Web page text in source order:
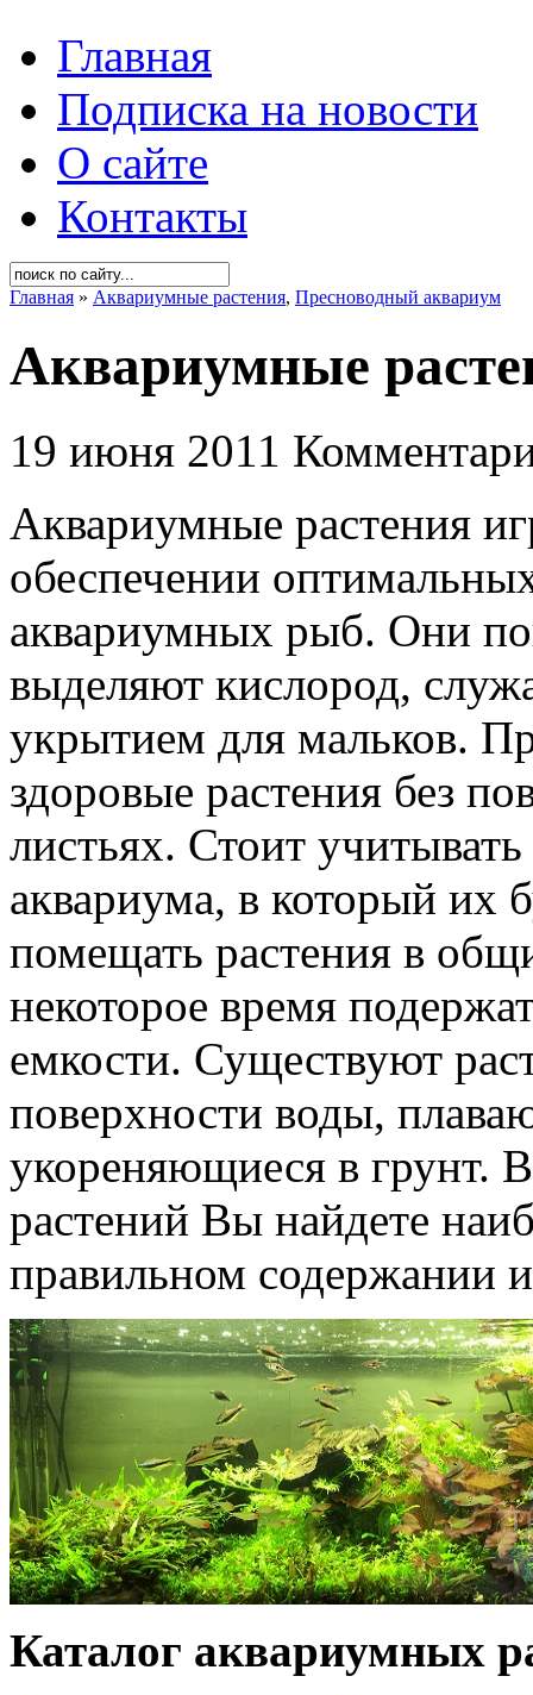
Главная
Подписка на новости
О сайте
Контакты
Главная » Аквариумные растения, Пресноводный аквариум
Аквариумные
19 июня 2011
Аквариумные растения
обеспечении
аквариумных рыб. Они
выделяют кислород,
укрытием для мальков.
здоровые растения без
листьях. Стоит
аквариума, в который их
помещать растения в
некоторое время
емкости. Существуют
поверхности воды,
укореняющиеся в грунт.
растений Вы найдете
правильном содержании
Каталог аквариумных